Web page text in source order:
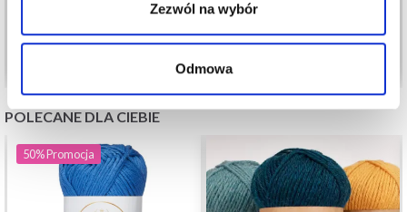
Zezwól na wybór
Odmowa
POLECANE DLA CIEBIE
50%Promocja